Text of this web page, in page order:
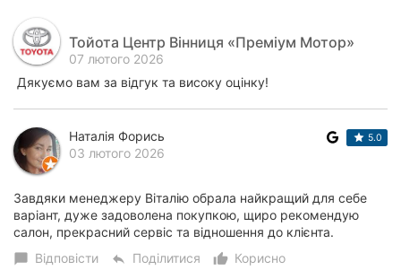
Тойота Центр Вінниця «Преміум Мотор»
07 лютого 2026
Дякуємо вам за відгук та високу оцінку!
Наталія Форись
03 лютого 2026
5.0
Завдяки менеджеру Віталію обрала найкращий для себе
варіант, дуже задоволена покупкою, щиро рекомендую
салон, прекрасний сервіс та відношення до клієнта.
chat_bubble Відповісти reply Поділитися thumb_up_alt
Корисно